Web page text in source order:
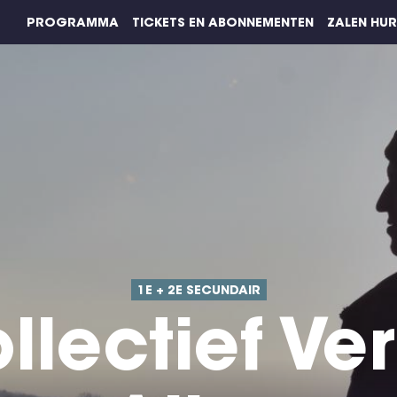
PROGRAMMA TICKETS EN ABONNEMENTEN ZALEN
1E + 2E SECUNDAIR